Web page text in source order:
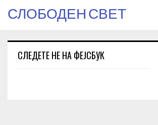
СЛОБОДЕН СВЕТ
СЛЕДЕТЕ НЕ НА ФЕЈСБУК